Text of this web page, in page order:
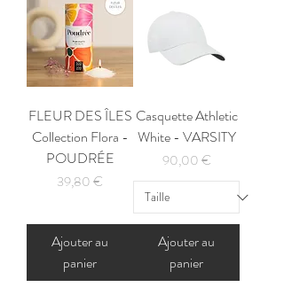
FLEUR DES ÎLES
Collection Flora -
POUDRÉE
Prix
39,80 €
Ajouter au
panier
Casquette Athletic
White - VARSITY
Prix
90,00 €
Ajouter au
panier